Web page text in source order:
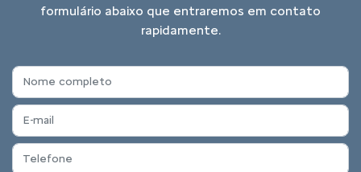
formulário abaixo que entraremos em contato
rapidamente.